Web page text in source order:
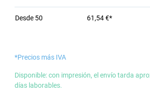
Desde 50 61,54 €*
*Precios más IVA
Disponible: con impresión, el envío tarda
días laborables.